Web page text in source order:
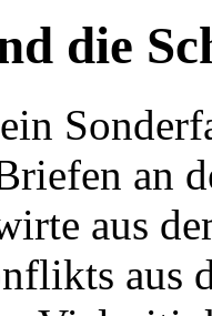
die
an
aus
aus